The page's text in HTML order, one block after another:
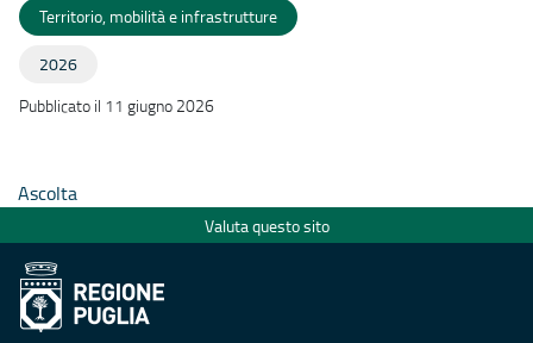
Territorio, mobilità e infrastrutture
2026
Pubblicato il 11 giugno 2026
Ascolta
Valuta questo sito